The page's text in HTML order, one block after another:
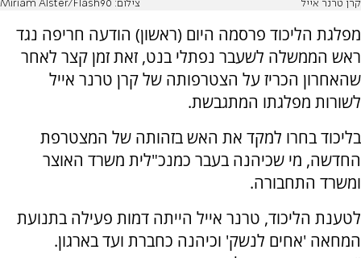
קרן טרנר אייל צילום: Miriam Alster/Flash90
מפלגת הליכוד פרסמה היום (ראשון) הודעה חריפה נגד
ראש הממשלה לשעבר נפתלי בנט, זאת זמן קצר לאחר
שהאחרון הכריז על הצטרפותה של קרן טרנר אייל
לשורות מפלגתו המתגבשת.
בליכוד בחרו למקד את האש בזהותה של המצטרפת
החדשה, מי שכיהנה בעבר כמנכ"לית משרד האוצר
ומשרד התחבורה.
לטענת הליכוד, טרנר אייל הייתה דמות פעילה בתנועת
המחאה 'אחים לנשק' וכיהנה כחברת ועד בארגון.